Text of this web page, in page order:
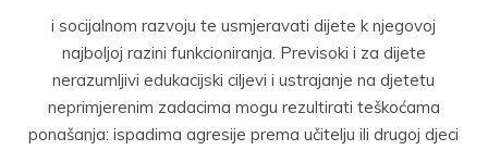
i socijalnom razvoju te usmjeravati dijete k njegovoj
najboljoj razini funkcioniranja. Previsoki i za dijete
nerazumljivi edukacijski ciljevi i ustrajanje na djetetu
neprimjerenim zadacima mogu rezultirati teškoćama
ponašanja: ispadima agresije prema učitelju ili drugoj djeci